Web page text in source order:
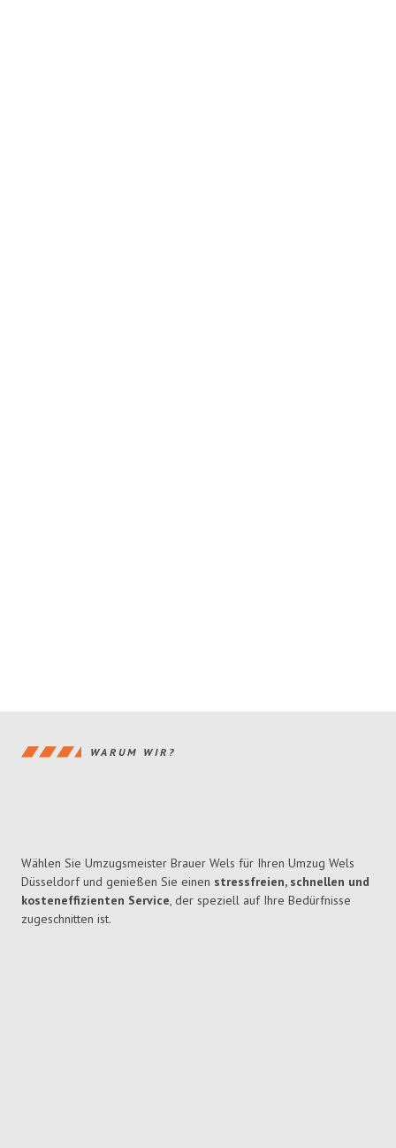
WARUM WIR?
Wählen Sie Umzugsmeister Brauer Wels für Ihren Umzug Wels
Düsseldorf und genießen Sie einen stressfreien, schnellen und
kosteneffizienten Service, der speziell auf Ihre Bedürfnisse
zugeschnitten ist.